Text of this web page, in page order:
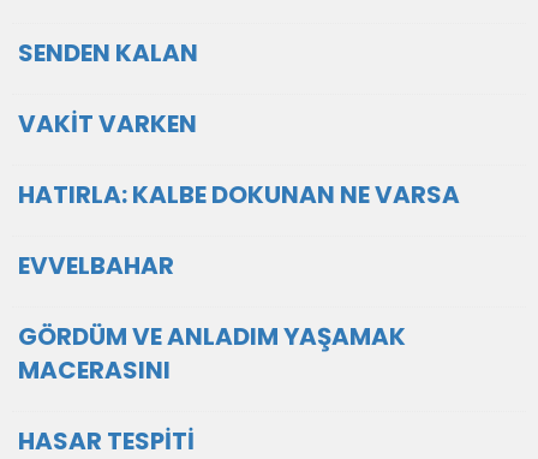
SENDEN KALAN
VAKİT VARKEN
HATIRLA: KALBE DOKUNAN NE VARSA
EVVELBAHAR
GÖRDÜM VE ANLADIM YAŞAMAK
MACERASINI
HASAR TESPİTİ